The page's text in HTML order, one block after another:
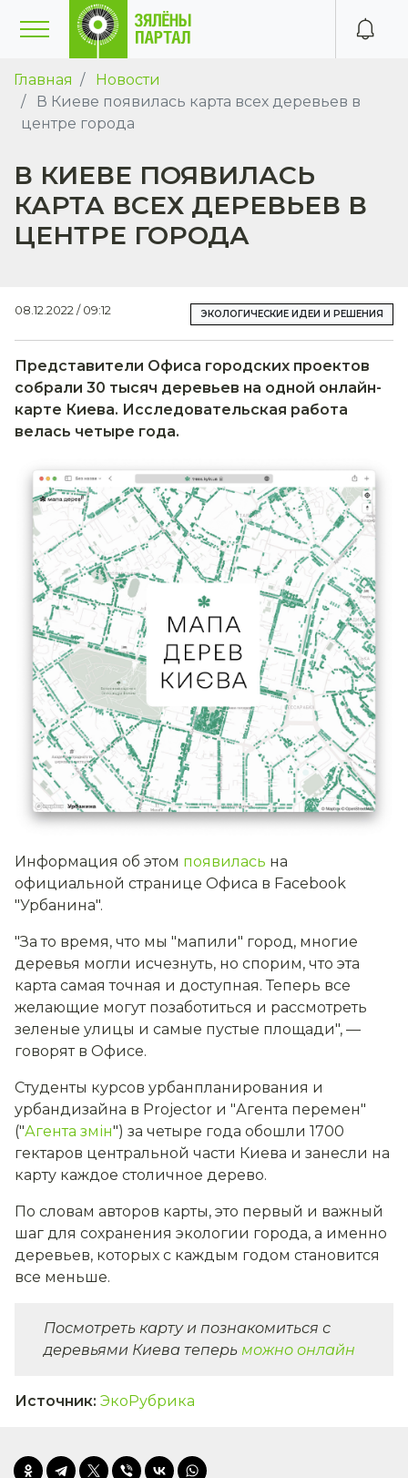
Главная
Новости
В Киеве появилась карта всех деревьев в
центре города
В КИЕВЕ ПОЯВИЛАСЬ
КАРТА ВСЕХ ДЕРЕВЬЕВ В
ЦЕНТРЕ ГОРОДА
08.12.2022 / 09:12 ЭКОЛОГИЧЕСКИЕ ИДЕИ И РЕШЕНИЯ
Представители Офиса городских проектов
собрали 30 тысяч деревьев на одной онлайн-
карте Киева. Исследовательская работа
велась четыре года.
Информация об этом появилась на
официальной странице Офиса в Facebook
"Урбанина".
"За то время, что мы "мапили" город, многие
деревья могли исчезнуть, но спорим, что эта
карта самая точная и доступная. Теперь все
желающие могут позаботиться и рассмотреть
зеленые улицы и самые пустые площади", —
говорят в Офисе.
Студенты курсов урбанпланирования и
урбандизайна в Projector и "Агента перемен"
("Агента змін") за четыре года обошли 1700
гектаров центральной части Киева и занесли на
карту каждое столичное дерево.
По словам авторов карты, это первый и важный
шаг для сохранения экологии города, а именно
деревьев, которых с каждым годом становится
все меньше.
Посмотреть карту и познакомиться с
деревьями Киева теперь можно онлайн
Источник: ЭкоРубрика